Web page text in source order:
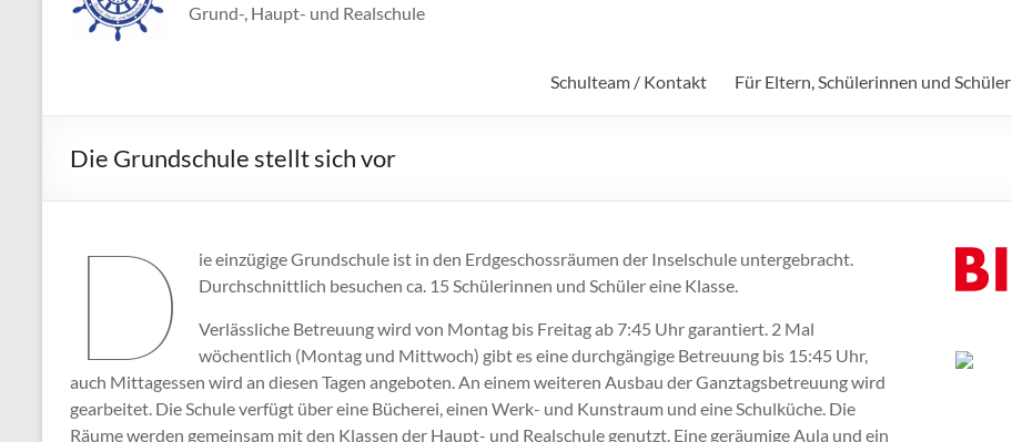
Grund-, Haupt- und Realschule
Schulteam / Kontakt Für Eltern, Schülerinnen und Schüler
Die Grundschule stellt sich vor
D
ie einzügige Grundschule ist in den Erdgeschossräumen der Inselschule untergebracht.
Durchschnittlich besuchen ca. 15 Schülerinnen und Schüler eine Klasse.
Verlässliche Betreuung wird von Montag bis Freitag ab 7:45 Uhr garantiert. 2 Mal
wöchentlich (Montag und Mittwoch) gibt es eine durchgängige Betreuung bis 15:45 Uhr,
auch Mittagessen wird an diesen Tagen angeboten. An einem weiteren Ausbau der Ganztagsbetreuung wird
gearbeitet. Die Schule verfügt über eine Bücherei, einen Werk- und Kunstraum und eine Schulküche. Die
Räume werden gemeinsam mit den Klassen der Haupt- und Realschule genutzt. Eine geräumige Aula und ein